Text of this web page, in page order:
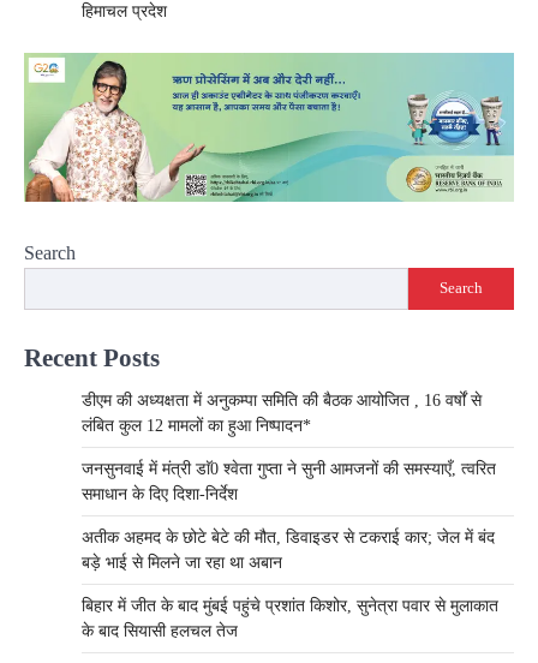
हिमाचल प्रदेश
Search
Search
Recent Posts
डीएम की अध्यक्षता में अनुकम्पा समिति की बैठक आयोजित , 16 वर्षों से
लंबित कुल 12 मामलों का हुआ निष्पादन*
जनसुनवाई में मंत्री डाॅ0 श्वेता गुप्ता ने सुनी आमजनों की समस्याएँ, त्वरित
समाधान के दिए दिशा-निर्देश
अतीक अहमद के छोटे बेटे की मौत, डिवाइडर से टकराई कार; जेल में बंद
बड़े भाई से मिलने जा रहा था अबान
बिहार में जीत के बाद मुंबई पहुंचे प्रशांत किशोर, सुनेत्रा पवार से मुलाकात
के बाद सियासी हलचल तेज